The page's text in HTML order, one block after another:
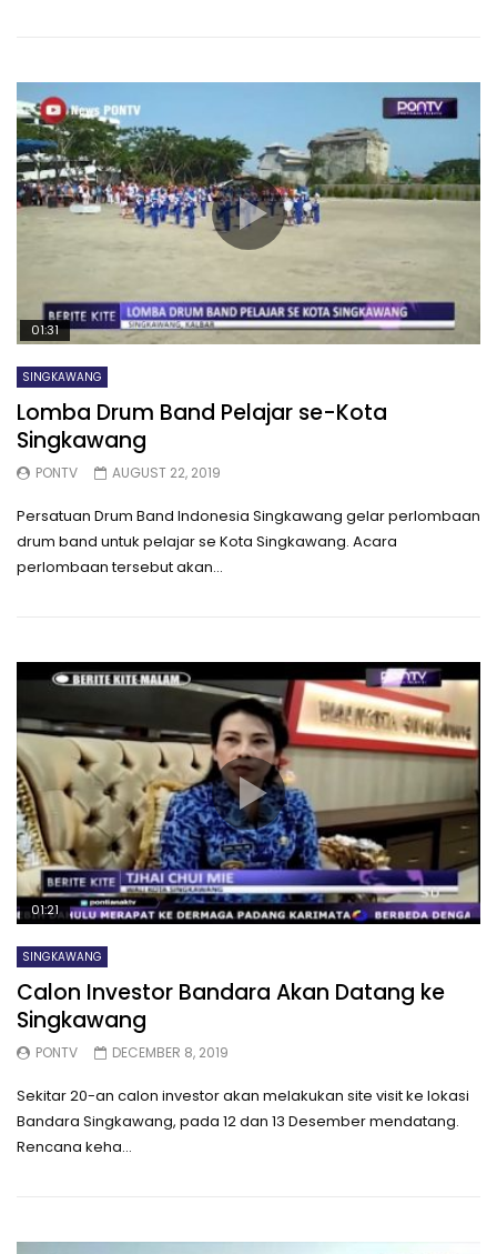
01:31
SINGKAWANG
Lomba Drum Band Pelajar se-Kota
Singkawang
PONTV AUGUST 22, 2019
Persatuan Drum Band Indonesia Singkawang gelar perlombaan
drum band untuk pelajar se Kota Singkawang. Acara
perlombaan tersebut akan...
01:21
SINGKAWANG
Calon Investor Bandara Akan Datang ke
Singkawang
PONTV DECEMBER 8, 2019
Sekitar 20-an calon investor akan melakukan site visit ke lokasi
Bandara Singkawang, pada 12 dan 13 Desember mendatang.
Rencana keha...